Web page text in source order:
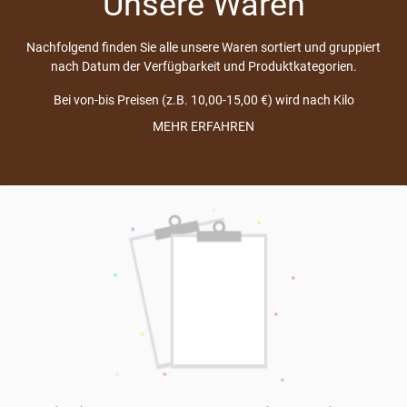
Nachfolgend finden Sie alle unsere Waren sortiert und gruppiert
nach Datum der Verfügbarkeit und Produktkategorien.
Bei von-bis Preisen (z.B. 10,00-15,00 €) wird nach Kilo
abgerechnet und die tatsächliche Größe kann variieren, da es ein
Lieferung & Zahlung
MEHR ERFAHREN